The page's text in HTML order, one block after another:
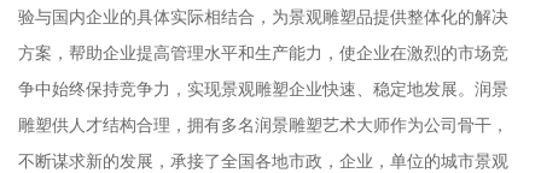
验与国内企业的具体实际相结合，为景观雕塑品提供整体化的解决
方案，帮助企业提高管理水平和生产能力，使企业在激烈的市场竞
争中始终保持竞争力，实现景观雕塑企业快速、稳定地发展。润景
雕塑供人才结构合理，拥有多名润景雕塑艺术大师作为公司骨干，
不断谋求新的发展，承接了全国各地市政，企业，单位的城市景观